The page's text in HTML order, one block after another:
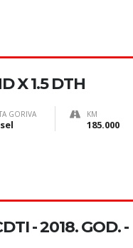
X 1.5 DTH
GORIVA KM
185.000
- 2018. GOD. -